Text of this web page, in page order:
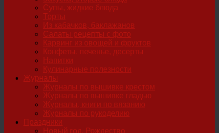
Супы, жидкие блюда
Торты
Из кабачков, баклажанов
Салаты рецепты с фото
Карвинг из овощей и фруктов
Конфеты, печенье, десерты
Напитки
Кулинарные полезности
Журналы
Журналы по вышивке крестом
Журналы по вышивке гладью
Журналы, книги по вязанию
Журналы по рукоделию
Праздники
Новый год, Рождество